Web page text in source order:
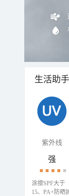
生活助手
紫外线
强
涂擦SPF大于
15、PA+防晒